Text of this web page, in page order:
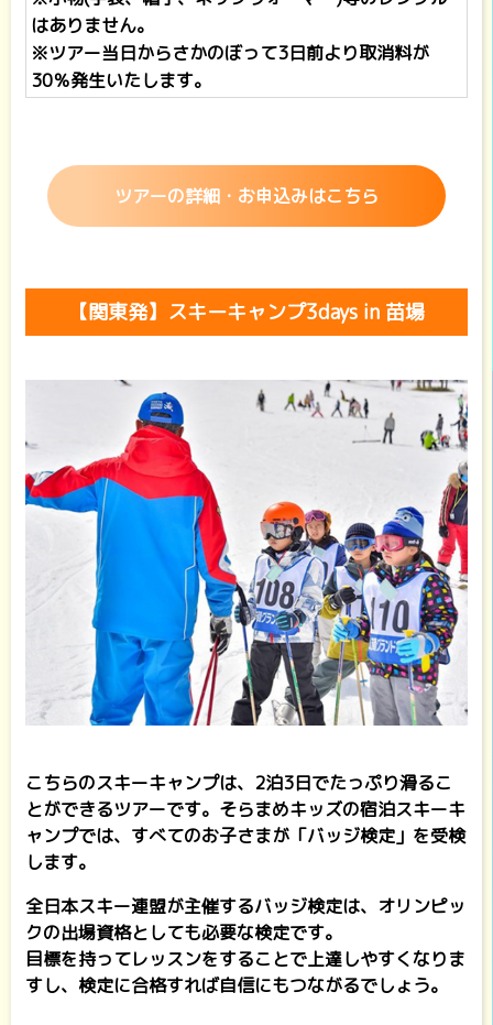
はありません。
※ツアー当日からさかのぼって3日前より取消料が
30％発生いたします。
ツアーの詳細・お申込みはこちら
【関東発】スキーキャンプ3days in 苗場
こちらのスキーキャンプは、2泊3日でたっぷり滑るこ
とができるツアーです。そらまめキッズの宿泊スキーキ
ャンプでは、すべてのお子さまが「バッジ検定」を受検
します。
全日本スキー連盟が主催するバッジ検定は、オリンピッ
クの出場資格としても必要な検定です。
目標を持ってレッスンをすることで上達しやすくなりま
すし、検定に合格すれば自信にもつながるでしょう。